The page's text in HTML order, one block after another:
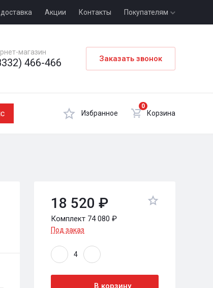
Акции Контакты Покупателям
магазин
466-466 Заказать звонок
Избранное
0
Корзина
18 520 ₽
Комплект 74 080 ₽
Под заказ
В корзину